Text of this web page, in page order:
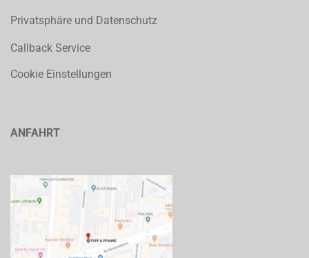
Privatsphäre und Datenschutz
Callback Service
Cookie Einstellungen
ANFAHRT